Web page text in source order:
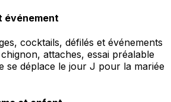
événement
cocktails, défilés et événements
attaches, essai préalable
se déplace le jour J pour la mariée